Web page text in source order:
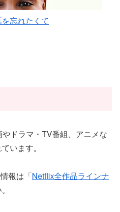
忘れたくて
ドラマ・TV番組、アニメな
います。
報は「Netflix全作品ラインナ